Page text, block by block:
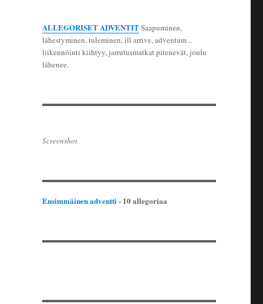
ALLEGORISET ADVENTITSaapuminen,
lähestyminen, tuleminen, ill arrive, adventum ..
liikennöinti kiihtyy, jarrutusmatkat pitenevät, joulu
lähenee.
Screenshot
Ensimmäinen adventti- 10 allegoriaa